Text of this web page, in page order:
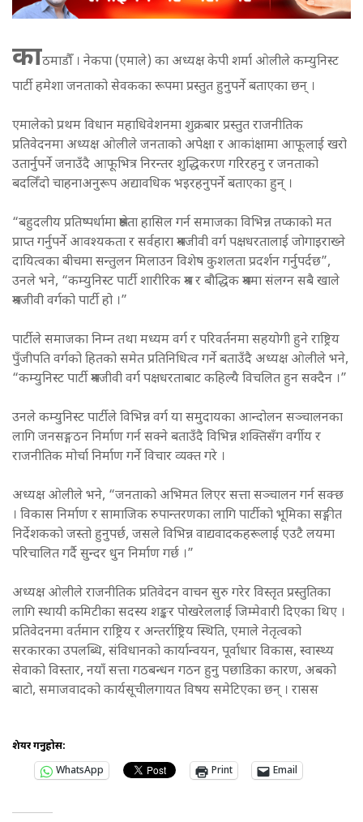
काठमाडौँ । नेकपा (एमाले) का अध्यक्ष केपी शर्मा ओलीले कम्युनिस्ट
पार्टी हमेशा जनताको सेवकका रूपमा प्रस्तुत हुनुपर्ने बताएका छन् ।
एमालेको प्रथम विधान महाधिवेशनमा शुक्रबार प्रस्तुत राजनीतिक
प्रतिवेदनमा अध्यक्ष ओलीले जनताको अपेक्षा र आकांक्षामा आफूलाई खरो
उतार्नुपर्ने जनाउँदै आफूभित्र निरन्तर शुद्धिकरण गरिरहनु र जनताको
बदलिँदो चाहनाअनुरूप अद्यावधिक भइरहनुपर्ने बताएका हुन् ।
“बहुदलीय प्रतिष्पर्धामा श्रेष्ठता हासिल गर्न समाजका विभिन्न तप्काको मत
प्राप्त गर्नुपर्ने आवश्यकता र सर्वहारा श्रमजीवी वर्ग पक्षधरतालाई जोगाइराख्ने
दायित्वका बीचमा सन्तुलन मिलाउन विशेष कुशलता प्रदर्शन गर्नुपर्दछ”,
उनले भने, “कम्युनिस्ट पार्टी शारीरिक श्रम र बौद्धिक श्रममा संलग्न सबै खाले
श्रमजीवी वर्गको पार्टी हो ।”
पार्टीले समाजका निम्न तथा मध्यम वर्ग र परिवर्तनमा सहयोगी हुने राष्ट्रिय
पुँजीपति वर्गको हितको समेत प्रतिनिधित्व गर्ने बताउँदै अध्यक्ष ओलीले भने,
“कम्युनिस्ट पार्टी श्रमजीवी वर्ग पक्षधरताबाट कहिल्यै विचलित हुन सक्दैन ।”
उनले कम्युनिस्ट पार्टीले विभिन्न वर्ग या समुदायका आन्दोलन सञ्चालनका
लागि जनसङ्गठन निर्माण गर्न सक्ने बताउँदै विभिन्न शक्तिसँग वर्गीय र
राजनीतिक मोर्चा निर्माण गर्ने विचार व्यक्त गरे ।
अध्यक्ष ओलीले भने, “जनताको अभिमत लिएर सत्ता सञ्चालन गर्न सक्छ
। विकास निर्माण र सामाजिक रुपान्तरणका लागि पार्टीको भूमिका सङ्गीत
निर्देशकको जस्तो हुनुपर्छ, जसले विभिन्न वाद्यवादकहरूलाई एउटै लयमा
परिचालित गर्दै सुन्दर धुन निर्माण गर्छ ।”
अध्यक्ष ओलीले राजनीतिक प्रतिवेदन वाचन सुरु गरेर विस्तृत प्रस्तुतिका
लागि स्थायी कमिटीका सदस्य शङ्कर पोखरेललाई जिम्मेवारी दिएका थिए ।
प्रतिवेदनमा वर्तमान राष्ट्रिय र अन्तर्राष्ट्रिय स्थिति, एमाले नेतृत्वको
सरकारका उपलब्धि, संविधानको कार्यान्वयन, पूर्वाधार विकास, स्वास्थ्य
सेवाको विस्तार, नयाँ सत्ता गठबन्धन गठन हुनु पछाडिका कारण, अबको
बाटो, समाजवादको कार्यसूचीलगायत विषय समेटिएका छन् । रासस
शेयर गर्नुहोस:
WhatsApp
Print Email